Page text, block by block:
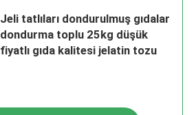
Jeli tatlıları dondurulmuş gıdalar
dondurma toplu 25kg düşük
fiyatlı gıda kalitesi jelatin tozu